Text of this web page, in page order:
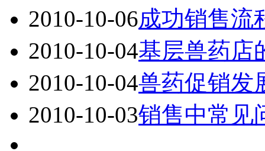
2010-10-06成功销售流
2010-10-04基层兽药店
2010-10-04兽药促销发
2010-10-03销售中常见